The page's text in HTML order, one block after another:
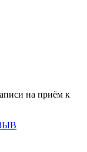
на приём к